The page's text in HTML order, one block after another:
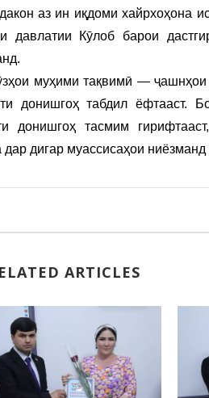
аз ин иқдоми хайрхоҳона
Кӯлоб барои
муҳими тақвимӣ —
донишгоҳ табдил ёфтааст.
донишгоҳ тасмим
дигар муассисаҳои
ARTICLES